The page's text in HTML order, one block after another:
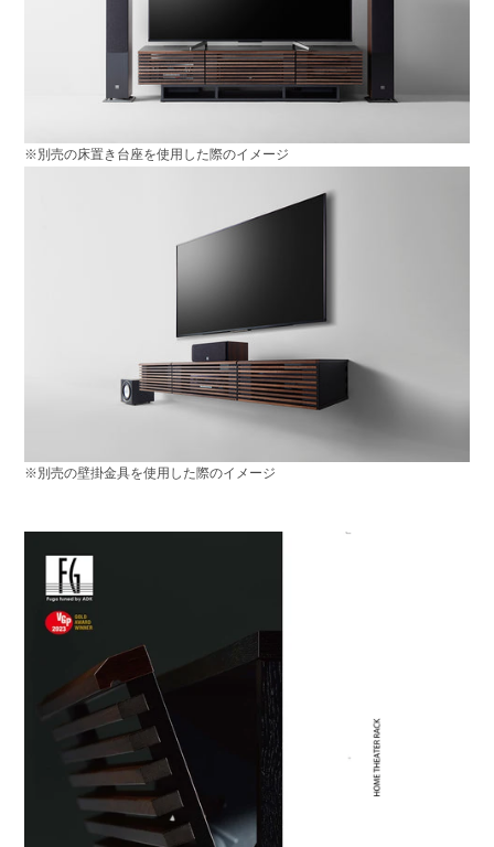
※別売の床置き台座を使用した際のイメージ
※別売の壁掛金具を使用した際のイメージ